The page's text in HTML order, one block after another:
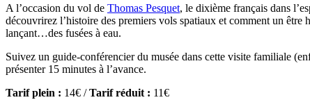
A l’occasion du vol de Thomas Pesquet, le dixième français dans
découvrirez l’histoire des premiers vols spatiaux et comment un
lançant…des fusées à eau.
Suivez un guide-conférencier du musée dans cette visite familiale
présenter 15 minutes à l’avance.
Tarif plein : 14€ /Tarif réduit : 11€